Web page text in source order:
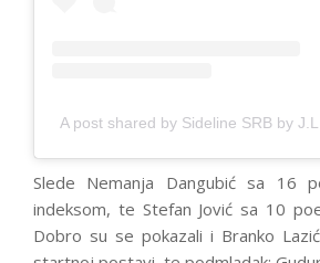
A post shared by Sideline SRB by
Slede Nemanja Dangubić sa 16
indeksom, te Stefan Jović sa 10
Dobro su se pokazali i Branko